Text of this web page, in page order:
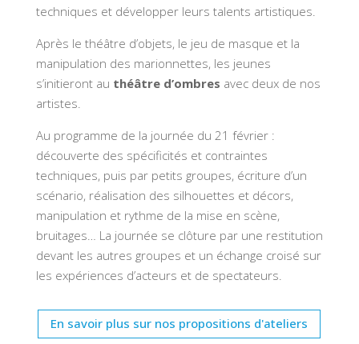
techniques et développer leurs talents artistiques.
Après le théâtre d’objets, le jeu de masque et la
manipulation des marionnettes, les jeunes
s’initieront au théâtre d’ombres avec deux de nos
artistes.
Au programme de la journée du 21 février :
découverte des spécificités et contraintes
techniques, puis par petits groupes, écriture d’un
scénario, réalisation des silhouettes et décors,
manipulation et rythme de la mise en scène,
bruitages… La journée se clôture par une restitution
devant les autres groupes et un échange croisé sur
les expériences d’acteurs et de spectateurs.
En savoir plus sur nos propositions d'ateliers